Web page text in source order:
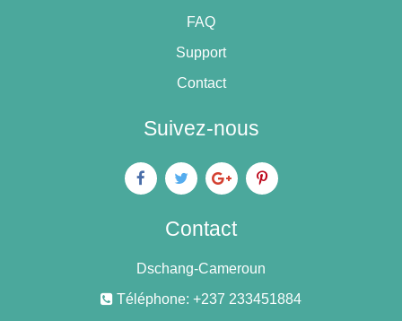
FAQ
Support
Contact
Suivez-nous
Contact
Dschang-Cameroun
Téléphone: +237 233451884